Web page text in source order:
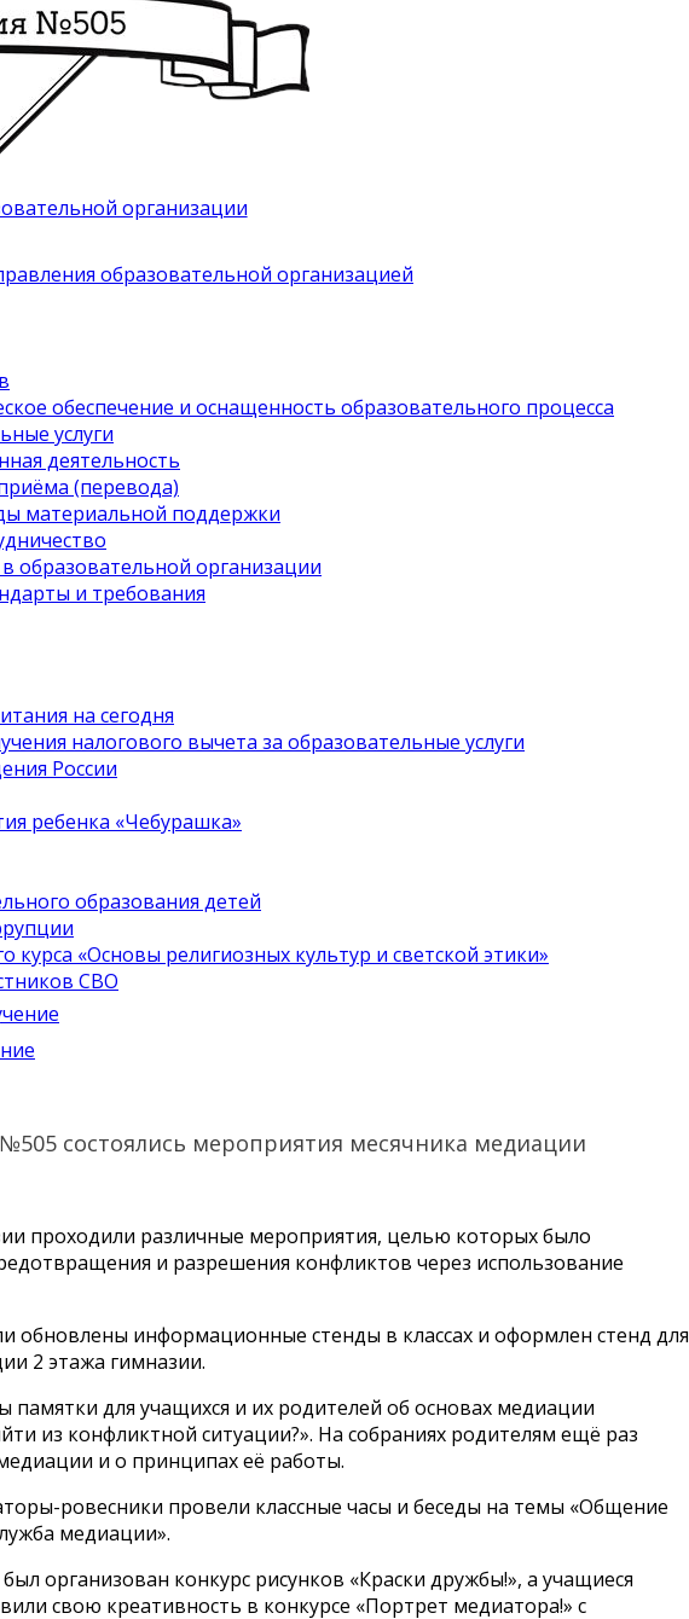
организации
образовательной организацией
обеспечение и оснащенность образовательного процесса
услуги
деятельность
(перевода)
материальной поддержки
образовательной организации
и требования
на сегодня
налогового вычета за образовательные услуги
России
ребенка «Чебурашка»
образования детей
курса «Основы религиозных культур и светской этики»
СВО
состоялись мероприятия месячника медиации
проходили различные мероприятия, целью которых было
и разрешения конфликтов через использование
обновлены информационные стенды в классах и оформлен стенд для
2 этажа гимназии.
памятки для учащихся и их родителей об основах медиации
из конфликтной ситуации?». На собраниях родителям ещё раз
и о принципах её работы.
ровесники провели классные часы и беседы на темы «Общение
медиации».
организован конкурс рисунков «Краски дружбы!», а учащиеся
свою креативность в конкурсе «Портрет медиатора!» с